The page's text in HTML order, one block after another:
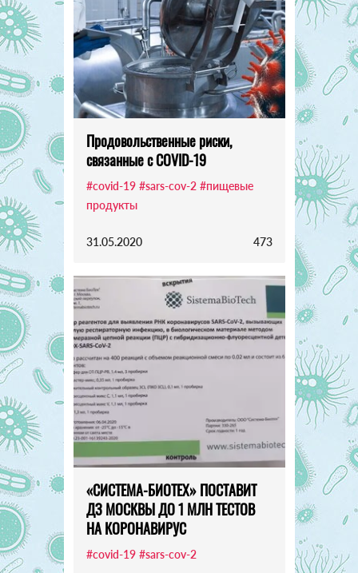
Продовольственные риски,
связанные с COVID-19
#covid-19 #sars-cov-2 #пищевые
продукты
31.05.2020 473
«СИСТЕМА-БИОТЕХ» ПОСТАВИТ
ДЗ МОСКВЫ ДО 1 МЛН ТЕСТОВ
НА КОРОНАВИРУС
#covid-19 #sars-cov-2